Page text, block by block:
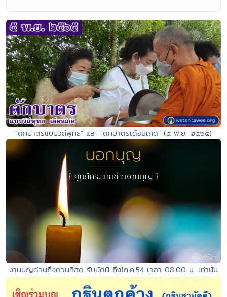
“ตักบาตรแบบวิถีพุทธ” และ “ตักบาตรเดือนเกิด” (๕ พ.ย. ๒๕๖๕)
งานบุญด่วนถึงด่วนที่สุด รับบัดนี้ ถึง1ก.ค.54 เวลา 08.00 น. เท่านั้น